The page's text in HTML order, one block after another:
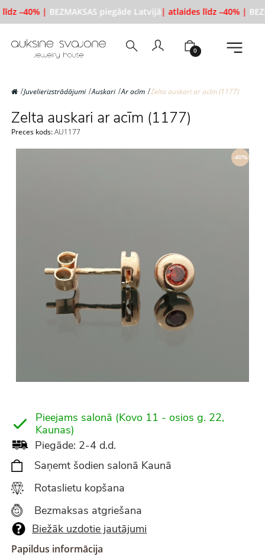
–40% | BEZMAKSAS piegāde Latvijā| atlaides līdz –40% |
0
Juvelierizstrādājumi Auskari Ar acīm Zelta auskari ar acīm (1177)
Zelta auskari ar acīm (1177)
Preces kods:AU1177
-40%
Pieejams salonā (Kovo 11 - osios g. 22,
Kaunas)
Piegāde: 2-4 d.d.
Saņemt šodien salonā Kaunā
Rotaslietu kopšana
Bezmaksas atgriešana
Biežāk uzdotie jautājumi
Papildus informācija